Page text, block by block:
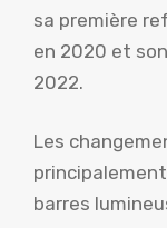
sa première
en 2020 et
2022.
Les
barres